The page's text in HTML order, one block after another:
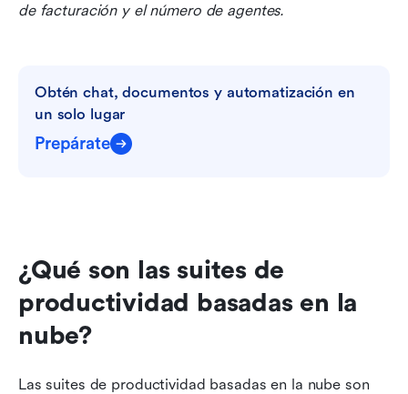
de facturación y el número de agentes.
Obtén chat, documentos y automatización en
un solo lugar
Prepárate
¿Qué son las suites de
productividad basadas en la
nube?
Las suites de productividad basadas en la nube son